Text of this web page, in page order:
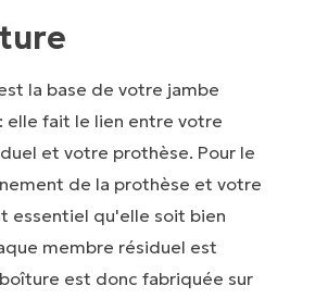
la base de votre jambe
elle fait le lien entre votre
et votre prothèse. Pour le
de la prothèse et votre
essentiel qu'elle soit bien
membre résiduel est
est donc fabriquée sur